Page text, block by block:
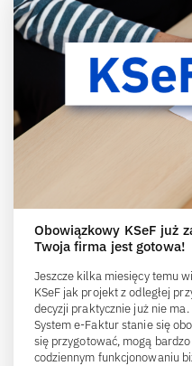
Obowiązkowy KSeF już
Twoja firma jest gotowa!
Jeszcze kilka miesięcy temu
KSeF jak projekt z odległej
decyzji praktycznie już nie
System e-Faktur stanie się
się przygotować, mogą
codziennym funkcjonowaniu